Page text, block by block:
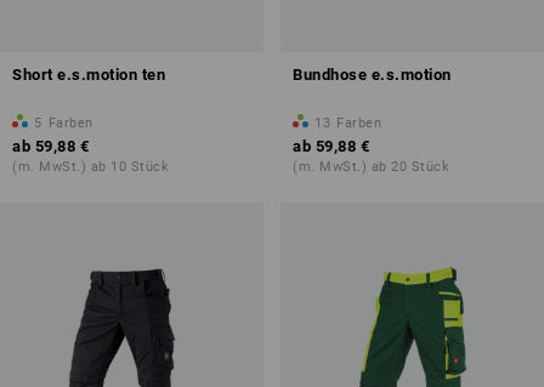
Short e.s.motion ten
5 Farben
ab 59,88 €
(m. MwSt.) ab 10 Stück
Bundhose e.s.motion
13 Farben
ab 59,88 €
(m. MwSt.) ab 20 Stück